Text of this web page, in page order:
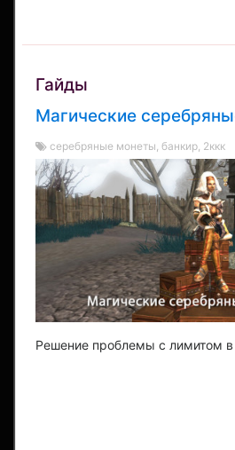
Гайды
Магические
серебряные монеты, банкир, 2ккк
Решение проблемы с лимитом в